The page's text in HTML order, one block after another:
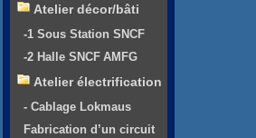
Atelier décor/bâti
-1 Sous Station SNCF
-2 Halle SNCF AMFG
Atelier électrification
- Cablage Lokmaus
Fabrication d’un circuit